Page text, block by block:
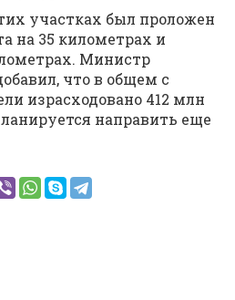
участках был проложен
на 35 километрах и
Министр
что в общем с
израсходовано 412 млн
направить еще